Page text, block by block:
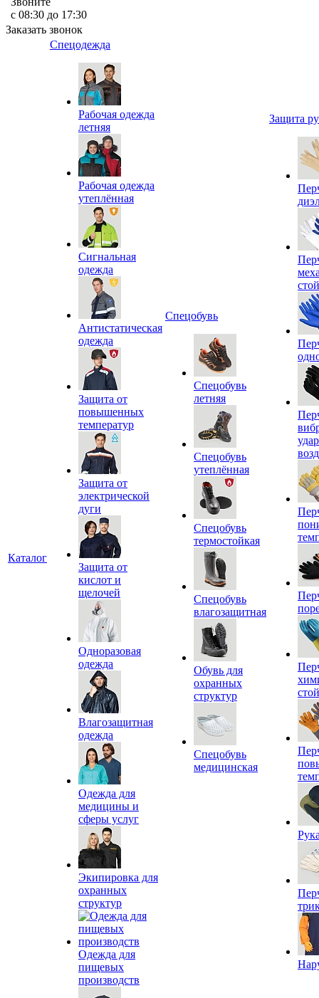
с 08:30 до 17:30
Заказать звонок
Каталог
Спецодежда
Рабочая одежда
летняя
Рабочая одежда
утеплённая
Сигнальная
одежда
Антистатическая
одежда
Защита от
повышенных
температур
Защита от
электрической
дуги
Защита от
кислот и
щелочей
Одноразовая
одежда
Влагозащитная
одежда
Одежда для
медицины и
сферы услуг
Экипировка для
охранных
структур
Одежда для
пищевых
производств
Спецобувь
Спецобувь
летняя
Спецобувь
утеплённая
Спецобувь
термостойкая
Спецобувь
влагозащитная
Обувь для
охранных
структур
Спецобувь
медицинская
Защита